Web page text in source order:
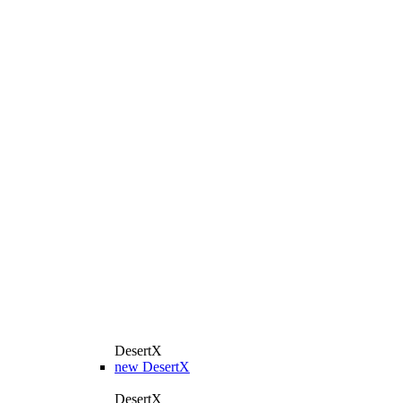
DesertX
new DesertX
DesertX